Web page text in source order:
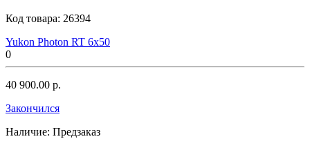
Код товара: 26394
Yukon Photon RT 6x50
0
40 900.00 р.
Закончился
Наличие: Предзаказ